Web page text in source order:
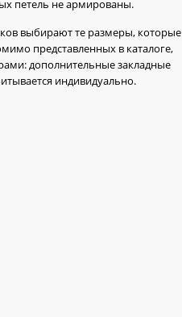
петель не армированы.
выбирают те размеры, которые
представленных в каталоге,
дополнительные закладные
индивидуально.